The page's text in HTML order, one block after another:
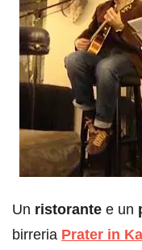
Un ristorante e un
birreria Prater in